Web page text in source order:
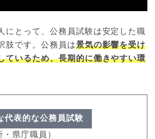
にとって、公務員試験は安定した職
肢です。公務員は景気の影響を受け
ているため、長期的に働きやすい環
代表的な公務員試験
県庁職員）